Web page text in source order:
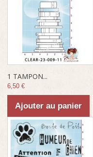
1 TAMPON...
6,50 €
Ajouter au panier